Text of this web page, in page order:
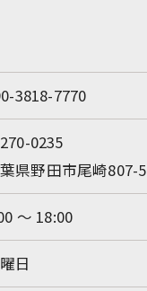
3818-7770
0235
県野田市尾崎807-5
〜 18:00
日